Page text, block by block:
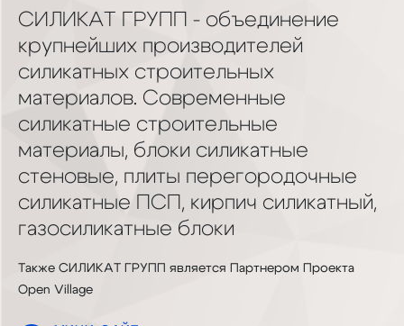
СИЛИКАТ ГРУПП - объединение
крупнейших производителей
силикатных строительных
материалов. Современные
силикатные строительные
материалы, блоки силикатные
стеновые, плиты перегородочные
силикатные ПСП, кирпич силикатный,
газосиликатные блоки
Также СИЛИКАТ ГРУПП является Партнером Проекта
Open Village